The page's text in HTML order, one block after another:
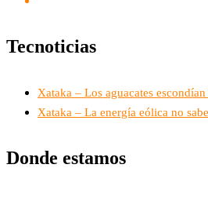
Tecnoticias
Xataka – Los aguacates
Xataka – La energía eólica no
Donde estamos